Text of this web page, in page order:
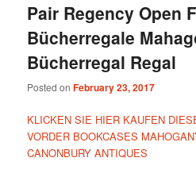
Pair Regency Open
Bücherregale
Bücherregal Regal
Posted onFebruary 23, 2017
KLICKEN SIE HIER KAUFEN
VORDER BOOKCASES
CANONBURY ANTIQUES